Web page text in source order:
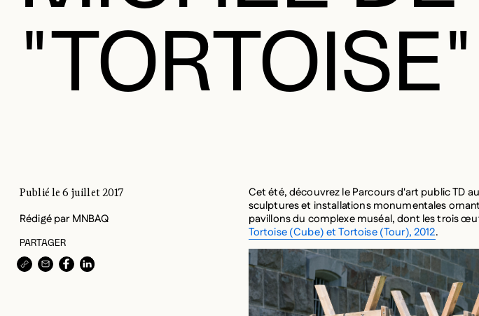
"TORTOISE"
ART PUBLIC MNBAQ:
MICHEL DE BROIN,
Publié le 6 juillet 2017
Rédigé par MNBAQ
PARTAGER
COPIER L’URL DANS LE PRESSE-PAPIERS
PARTAGER PAR COURRIEL
PARTAGER SUR
PARTAGER SUR
Cet été, découvrez le Parcours d'art public TD
sculptures et installations monumentales
pavillons du complexe muséal, dont les trois
Tortoise (Cube) et Tortoise (Tour), 2012.